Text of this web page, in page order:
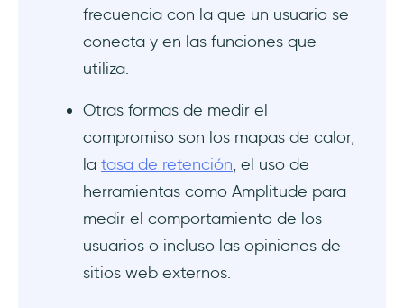
más atractiva?
frecuencia con la que un usuario se
conecta y en las funciones que
utiliza.
Otras formas de medir el
compromiso son los mapas de calor,
la tasa de retención, el uso de
herramientas como Amplitude para
medir el comportamiento de los
usuarios o incluso las opiniones de
sitios web externos.